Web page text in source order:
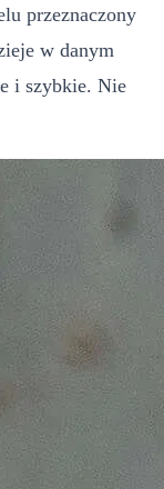
przeznaczony
w danym
i szybkie. Nie